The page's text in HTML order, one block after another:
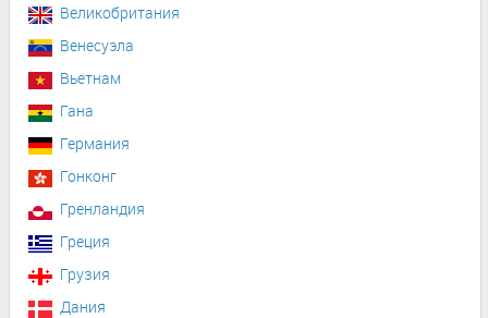
Великобритания
Венесуэла
Вьетнам
Гана
Германия
Гонконг
Гренландия
Греция
Грузия
Дания